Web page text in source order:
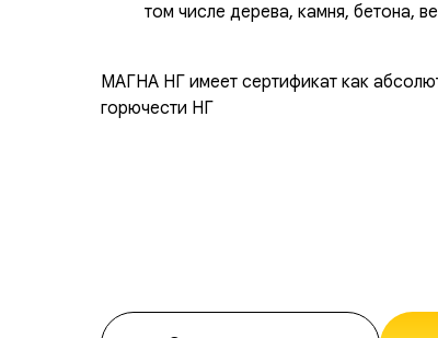
том числе дерева, камня, бетона,
МАГНА НГ имеет сертификат как
горючести НГ